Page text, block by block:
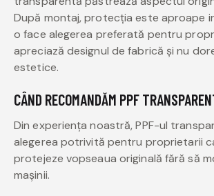
După montaj, protecția este aproape
o face alegerea preferată pentru
apreciază designul de fabrică și nu
estetice.
CÂND RECOMANDĂM PPF
Din experiența noastră, PPF-ul
alegerea potrivită pentru proprietarii
protejeze vopseaua originală fără să
mașinii.